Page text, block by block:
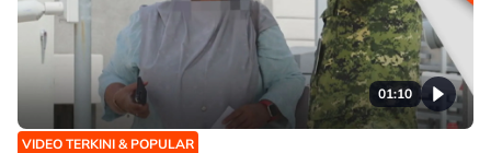
01:10
VIDEO TERKINI & POPULAR